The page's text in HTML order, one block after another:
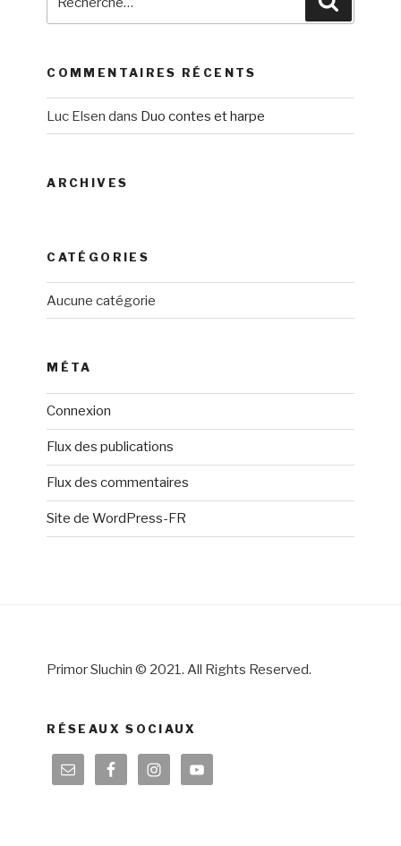
COMMENTAIRES RÉCENTS
Luc Elsen dans Duo contes et harpe
ARCHIVES
CATÉGORIES
Aucune catégorie
MÉTA
Connexion
Flux des publications
Flux des commentaires
Site de WordPress-FR
Primor Sluchin © 2021. All Rights Reserved.
RÉSEAUX SOCIAUX